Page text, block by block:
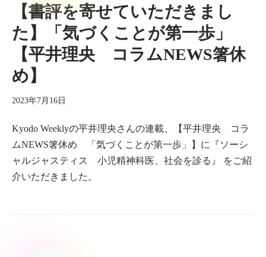
【書評を寄せていただきまし
た】「気づくことが第一歩」
【平井理央 コラムNEWS箸休
め】
2023年7月16日
Kyodo Weeklyの平井理央さんの連載、【平井理央 コラ
ムNEWS箸休め 「気づくことが第一歩」】に『ソーシ
ャルジャスティス 小児精神科医、社会を診る』 をご紹
介いただきました。